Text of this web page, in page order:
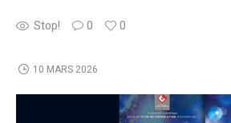
Stop! 0 0
10 MARS 2026